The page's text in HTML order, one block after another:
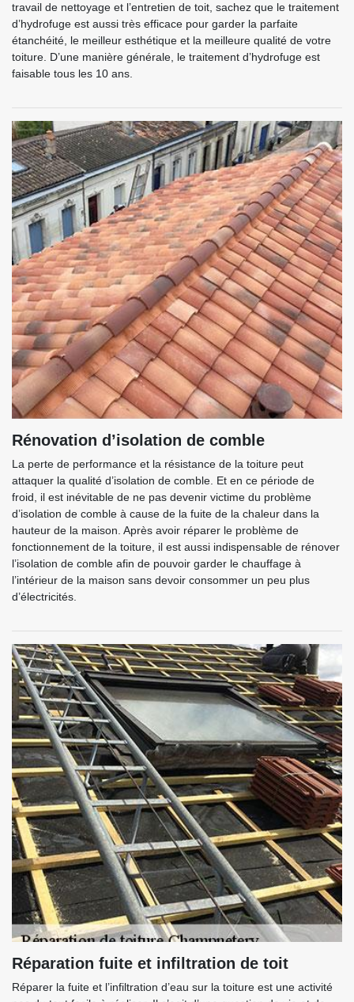
travail de nettoyage et l’entretien de toit, sachez que le traitement
d’hydrofuge est aussi très efficace pour garder la parfaite
étanchéité, le meilleur esthétique et la meilleure qualité de votre
toiture. D’une manière générale, le traitement d’hydrofuge est
faisable tous les 10 ans.
Rénovation d’isolation de comble
La perte de performance et la résistance de la toiture peut
attaquer la qualité d’isolation de comble. Et en ce période de
froid, il est inévitable de ne pas devenir victime du problème
d’isolation de comble à cause de la fuite de la chaleur dans la
hauteur de la maison. Après avoir réparer le problème de
fonctionnement de la toiture, il est aussi indispensable de rénover
l’isolation de comble afin de pouvoir garder le chauffage à
l’intérieur de la maison sans devoir consommer un peu plus
d’électricités.
Réparation fuite et infiltration de toit
Réparer la fuite et l’infiltration d’eau sur la toiture est une activité